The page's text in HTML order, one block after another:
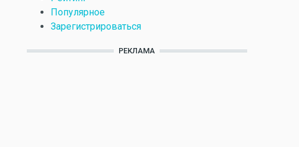
Популярное
Зарегистрироваться
РЕКЛАМА